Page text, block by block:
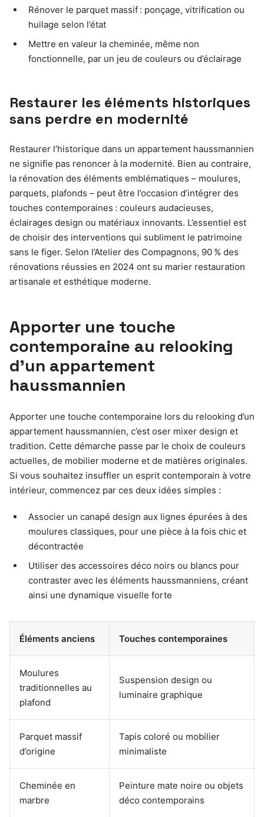
Rénover le parquet massif : ponçage, vitrification ou
huilage selon l’état
Mettre en valeur la cheminée, même non
fonctionnelle, par un jeu de couleurs ou d’éclairage
Restaurer les éléments historiques
sans perdre en modernité
Restaurer l’historique dans un appartement haussmannien
ne signifie pas renoncer à la modernité. Bien au contraire,
la rénovation des éléments emblématiques – moulures,
parquets, plafonds – peut être l’occasion d’intégrer des
touches contemporaines : couleurs audacieuses,
éclairages design ou matériaux innovants. L’essentiel est
de choisir des interventions qui subliment le patrimoine
sans le figer. Selon l’Atelier des Compagnons, 90 % des
rénovations réussies en 2024 ont su marier restauration
artisanale et esthétique moderne.
Apporter une touche
contemporaine au relooking
d’un appartement
haussmannien
Apporter une touche contemporaine lors du relooking d’un
appartement haussmannien, c’est oser mixer design et
tradition. Cette démarche passe par le choix de couleurs
actuelles, de mobilier moderne et de matières originales.
Si vous souhaitez insuffler un esprit contemporain à votre
intérieur, commencez par ces deux idées simples :
Associer un canapé design aux lignes épurées à des
moulures classiques, pour une pièce à la fois chic et
décontractée
Utiliser des accessoires déco noirs ou blancs pour
contraster avec les éléments haussmanniens, créant
ainsi une dynamique visuelle forte
Éléments anciens Touches contemporaines
Moulures
traditionnelles au
plafond
Suspension design ou
luminaire graphique
Parquet massif
d’origine
Tapis coloré ou mobilier
minimaliste
Cheminée en
marbre
Peinture mate noire ou objets
déco contemporains